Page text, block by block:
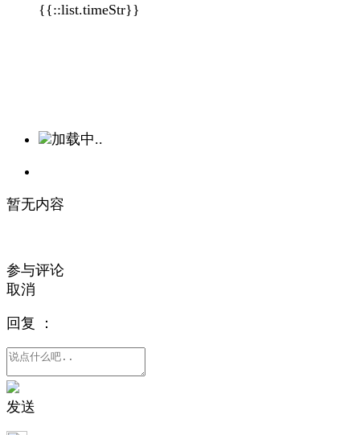
{{::list.timeStr}}
加载中..
暂无内容
参与评论
取消
回复 ：
发送